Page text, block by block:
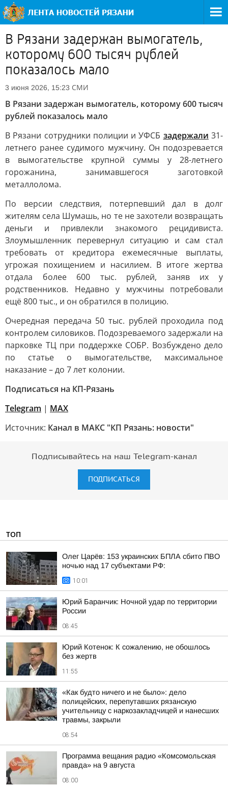
В Рязани задержан вымогатель,
которому 600 тысяч рублей
показалось мало
3 июня 2026, 15:23 СМИ
В Рязани задержан вымогатель, которому 600 тысяч
рублей показалось мало
В Рязани сотрудники полиции и УФСБ задержали 31-
летнего ранее судимого мужчину. Он подозревается
в вымогательстве крупной суммы у 28-летнего
горожанина, занимавшегося заготовкой
металлолома.
По версии следствия, потерпевший дал в долг
жителям села Шумашь, но те не захотели возвращать
деньги и привлекли знакомого рецидивиста.
Злоумышленник перевернул ситуацию и сам стал
требовать от кредитора ежемесячные выплаты,
угрожая похищением и насилием. В итоге жертва
отдала более 600 тыс. рублей, заняв их у
родственников. Недавно у мужчины потребовали
ещё 800 тыс., и он обратился в полицию.
Очередная передача 50 тыс. рублей проходила под
контролем силовиков. Подозреваемого задержали на
парковке ТЦ при поддержке СОБР. Возбуждено дело
по статье о вымогательстве, максимальное
наказание – до 7 лет колонии.
Подписаться на КП-Рязань
Telegram | МАХ
Источник: Канал в МАКС "КП Рязань: новости"
Подписывайтесь на наш Telegram-канал
ПОДПИСАТЬСЯ
ТОП
Олег Царёв: 153 украинских БПЛА сбито ПВО
ночью над 17 субъектами РФ:
10:01
Юрий Баранчик: Ночной удар по территории
России
08:45
Юрий Котенок: К сожалению, не обошлось
без жертв
11:55
«Как будто ничего и не было»: дело
полицейских, перепутавших рязанскую
учительницу с наркозакладчицей и нанесших
травмы, закрыли
08:54
Программа вещания радио «Комсомольская
правда» на 9 августа
08:00